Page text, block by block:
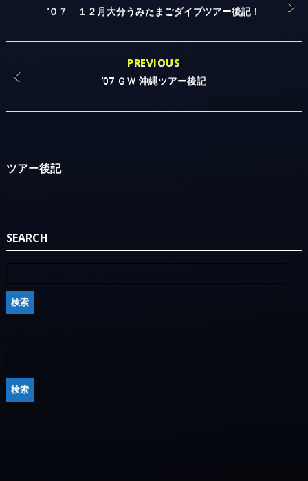
’０７ １２月大分うみたまごダイブツアー後記！
PREVIOUS
’07 ＧＷ 沖縄ツアー後記
ツアー後記
SEARCH